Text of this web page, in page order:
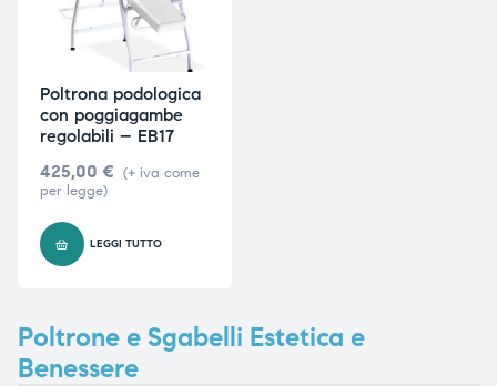
Poltrona podologica
con poggiagambe
regolabili – EB17
425,00 € (+ iva come
per legge)
LEGGI TUTTO
Poltrone e Sgabelli Estetica e
Benessere